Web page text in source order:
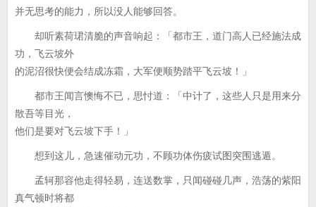
并无思考的能力，所以没人能够回答。
却听素荷珺清脆的声音响起：「都市王，道门高人已经施法成
功，飞云坡外
的泥沼很快便会结成冻霜，大军便顺势踏平飞云坡！」
都市王闻言懊悔不已，思忖道：「中计了，这些人只是用来分
散吾等目光，
他们是要对飞云坡下手！」
想到这儿，急速催动元功，不顾功体伤疲试图突围逃遁。
孟轲那容他走得轻易，连送数掌，只闻碰碰几声，浩荡的紫阳
真气顿时将都